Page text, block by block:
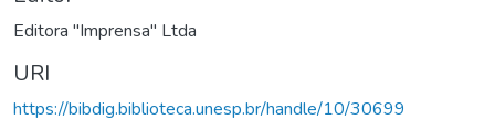
Editora "Imprensa" Ltda
URI
https://bibdig.biblioteca.unesp.br/handle/10/30699